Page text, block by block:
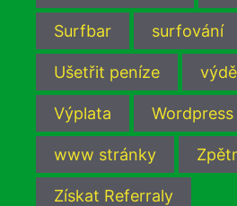
Surfbar surfování
Ušetřit peníze
Výplata Wordpress
www stránky
Získat Referraly